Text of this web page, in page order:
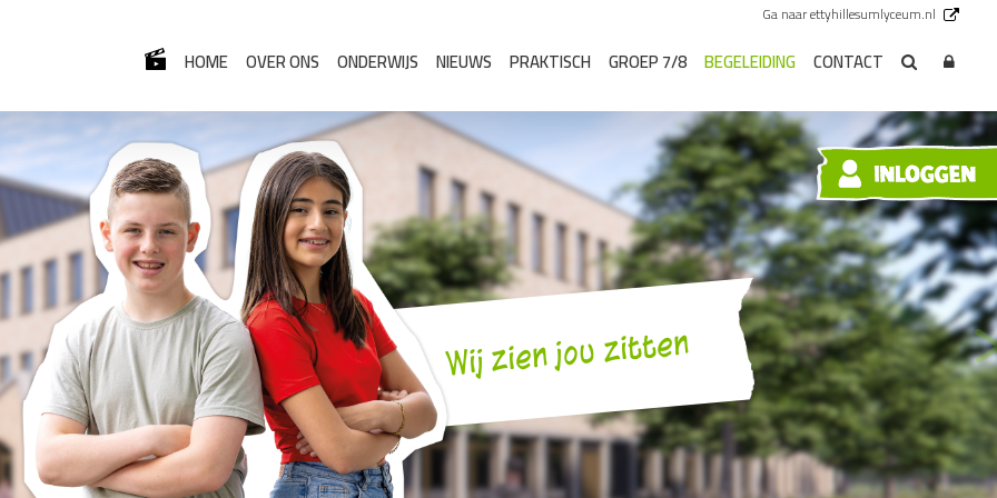
Ga naar ettyhillesumlyceum.nl
HOME OVER ONS ONDERWIJS NIEUWS PRAKTISCH GROEP 7/8 BEGELEIDING CONTACT
Wij zien jou zitten